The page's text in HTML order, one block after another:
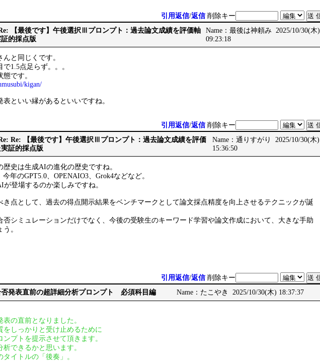
引用返信/返信 削除キー
【最後です】午後選択Ⅲプロンプト：過去論文成績を評価軸
的採点版
Name：最後は神頼み 2025/10/30(木)
09:23:18
と同じくです。
1.5点足らず。。。
です。
kigan/
表といい縁があるといいですね。
引用返信/返信 削除キー
Re: 【最後です】午後選択Ⅲプロンプト：過去論文成績を評価
証的採点版
Name：通りすがり 2025/10/30(木)
15:36:50
歴史は生成AIの進化の歴史ですね。
今年のGPT5.0、OPENAIO3、Grok4などなど。
登場するのか楽しみですね。
き点として、過去の得点開示結果をベンチマークとして論文採点精度を向上させるテクニックが誕
否シミュレーションだけでなく、今後の受験生のキーワード学習や論文作成において、大きな手助
。
引用返信/返信 削除キー
発表直前の超詳細分析プロンプト 必須科目編 Name：たこやき 2025/10/30(木) 18:37:37
表の直前となりました。
をしっかりと受け止めるために
ンプトを提示させて頂きます。
できるかと思います。
タイトルの「後奏」。